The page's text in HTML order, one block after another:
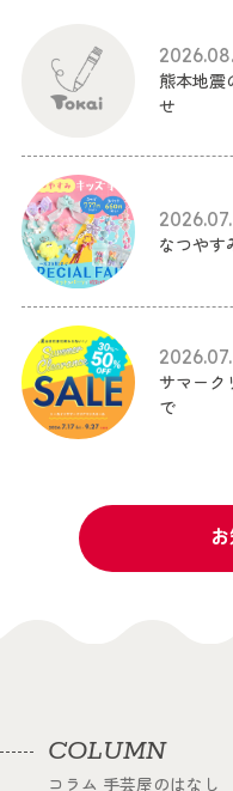
熊本地震
せ
なつやす
サマーク
で
COLUMN
コラム 手芸屋のはなし